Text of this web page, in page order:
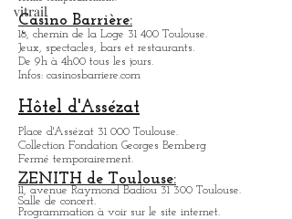
vitrail
Musée Georges-Labit
17, rue du Japon 31 400 Topulouse.
fermé temporairement.
Casino Barrière:
18, chemin de la Loge 31 400 Toulouse.
De 9h à 4h00 tous les jours.
Hôtel d'Assézat
Place d'Assézat 31 000 Toulouse.
Collection Fondation Georges Bemberg
Fermé temporairement.